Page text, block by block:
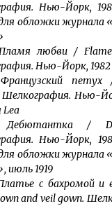
Нью-Йорк,
обложки журнала
любви /
Нью-Йорк, 1982
петух
Шелкография. Нью-
Lea
/
Нью-Йорк,
обложки журнала
июль 1919
с бахромой и
and veil gown.